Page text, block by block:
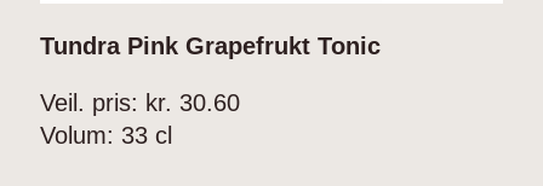
Tundra Pink Grapefrukt Tonic
Veil. pris: kr. 30.60
Volum: 33 cl